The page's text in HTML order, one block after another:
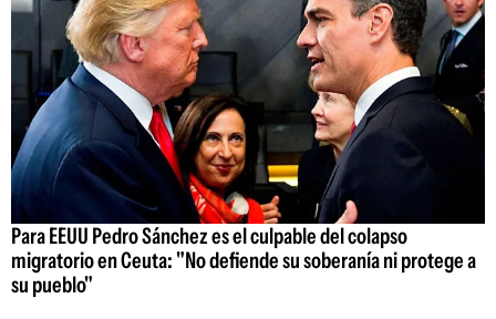
Para EEUU Pedro Sánchez es el culpable del colapso
migratorio en Ceuta: "No defiende su soberanía ni protege a
su pueblo"